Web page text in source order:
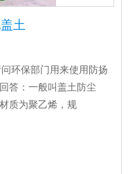
土
环保部门用来使用防扬
答：一般叫盖土防尘
质为聚乙烯，规